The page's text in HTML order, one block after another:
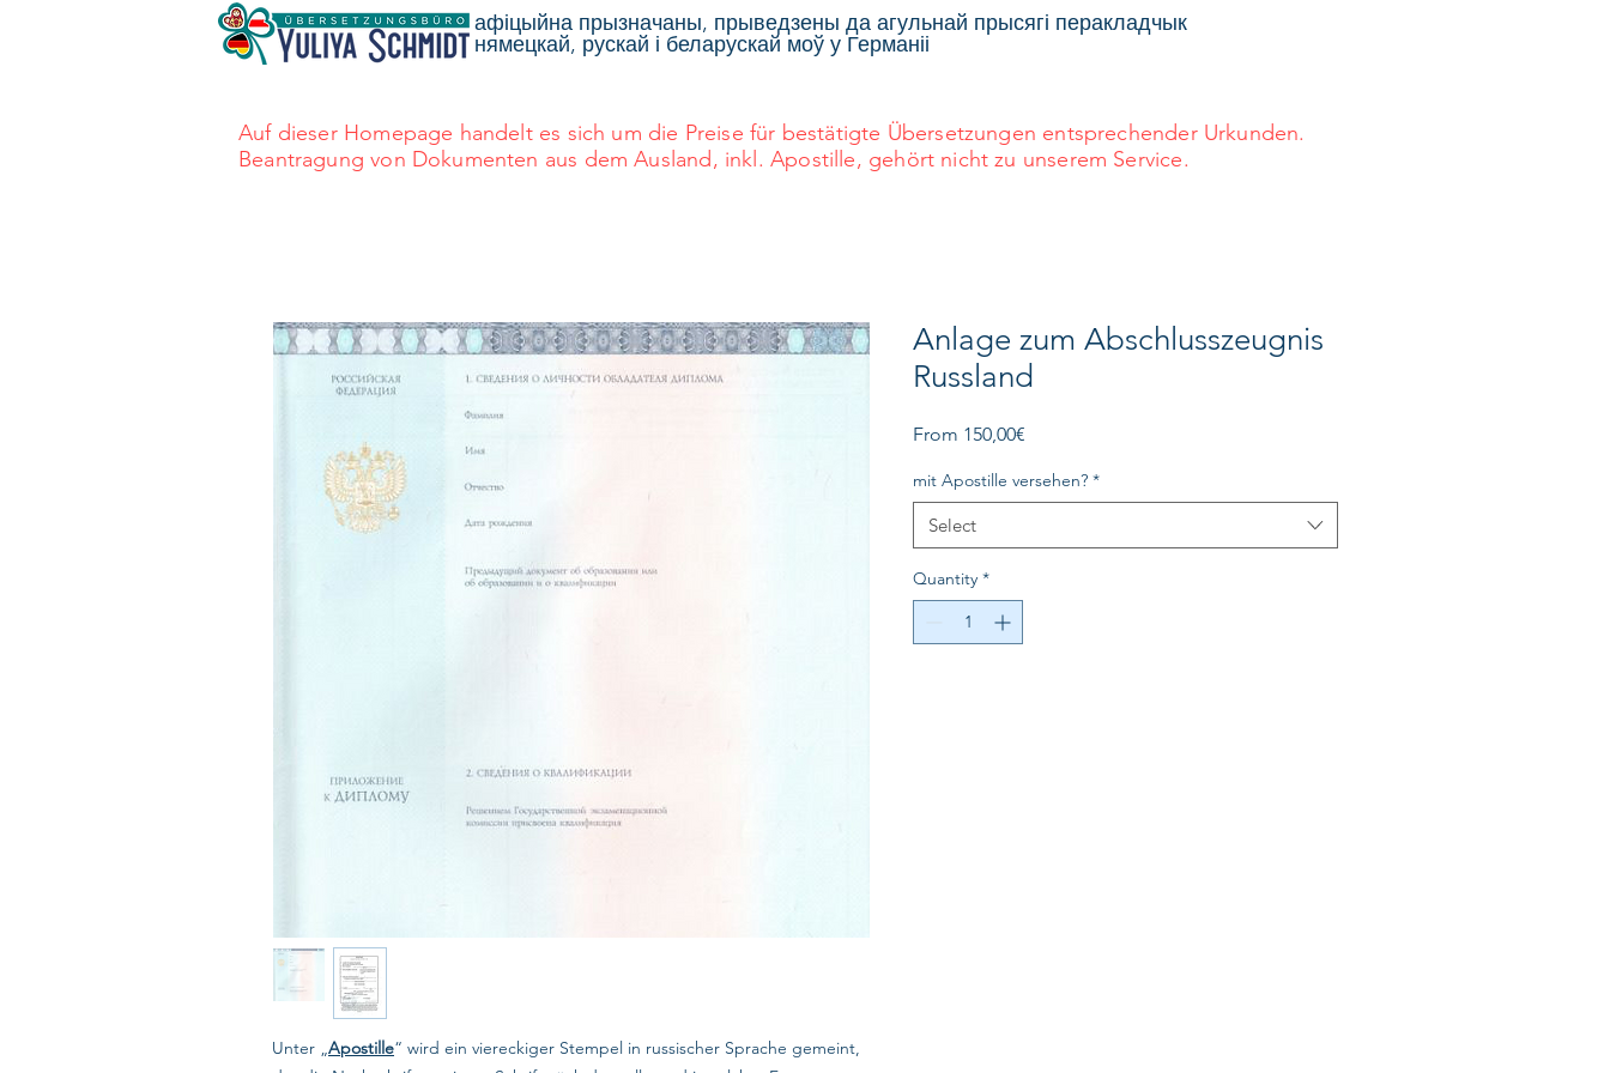
афіцыйна прызначаны, прыведзены да агульнай прысягі перакладчык
нямецкай, рускай і беларускай моў у Германіі
Unter „Apostille“ wird ein viereckiger Stempel in russischer Sprache gemeint,
Anlage zum Abschlusszeugnis
Russland
From 150,00€
mit Apostille versehen? *
Select
Quantity *
Auf dieser Homepage handelt es sich um die Preise für bestätigte Übersetzungen entsprechender Urkunden.
Beantragung von Dokumenten aus dem Ausland, inkl. Apostille, gehört nicht zu unserem Service.